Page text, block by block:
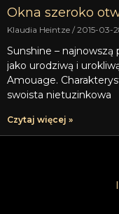
Okna szeroko
Klaudia Heintze 2015-03-
Sunshine – najnowszą
jako urodziwą i
Amouage.
swoista nietuzinkowa
Czytaj więcej »